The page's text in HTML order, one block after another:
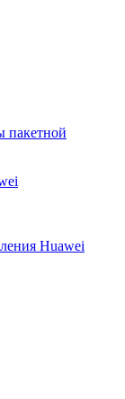
пакетной
Huawei